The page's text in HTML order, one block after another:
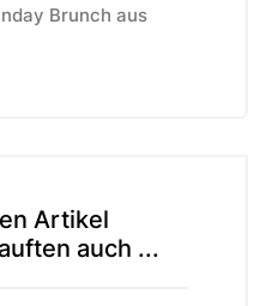
Brunch aus
Artikel
auch ...